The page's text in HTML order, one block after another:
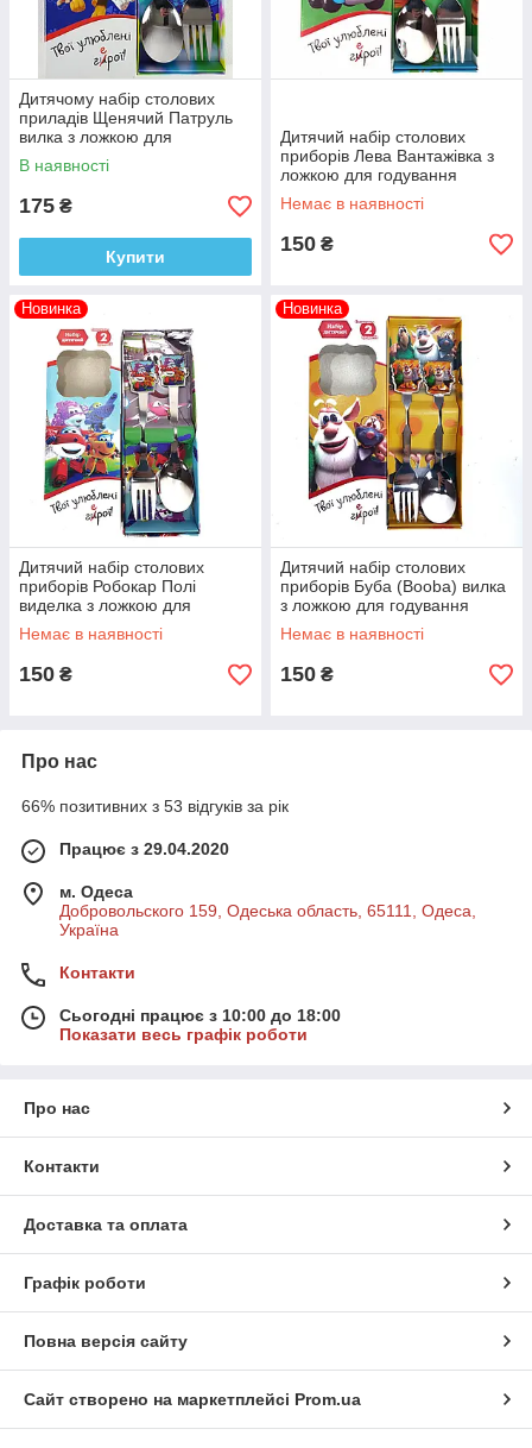
Дитячому набір столових
приладів Щенячий Патруль
вилка з ложкою для
годування
В наявності
175 ₴
Купити
Дитячий набір столових
приборів Лева Вантажівка з
ложкою для годування
Немає в наявності
150 ₴
Новинка
Дитячий набір столових
приборів Робокар Полі
виделка з ложкою для
годування
Немає в наявності
150 ₴
Новинка
Дитячий набір столових
приборів Буба (Booba) вилка
з ложкою для годування
Немає в наявності
150 ₴
Про нас
66% позитивних з 53 відгуків за рік
Працює з 29.04.2020
м. Одеса
Добровольского 159, Одеська область, 65111, Одеса,
Україна
Контакти
Сьогодні працює з 10:00 до 18:00
Показати весь графік роботи
Про нас
Контакти
Доставка та оплата
Графік роботи
Повна версія сайту
Сайт створено на маркетплейсі Prom.ua